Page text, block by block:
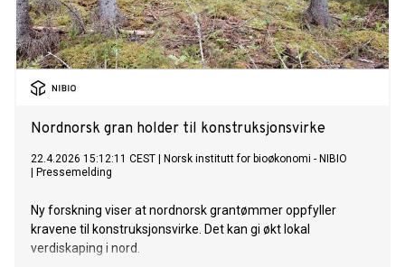
Nordnorsk gran holder til konstruksjonsvirke
22.4.2026 15:12:11 CEST
Norsk institutt for bioøkonomi - NIBIO
Pressemelding
Ny forskning viser at nordnorsk grantømmer oppfyller
kravene til konstruksjonsvirke. Det kan gi økt lokal
verdiskaping i nord.